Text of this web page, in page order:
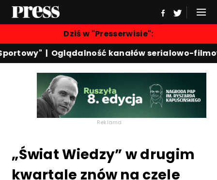
Dziś w "Presserwisie":
|Oglądalność kanałów serialowo-
Reklama
„Świat Wiedzy” w drugim
kwartale znów na czele